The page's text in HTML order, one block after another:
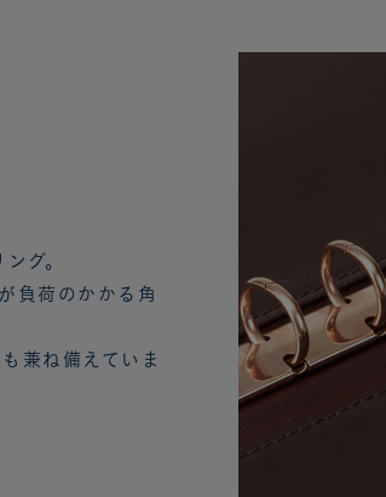
グ。
負荷のかかる角
兼ね備えていま